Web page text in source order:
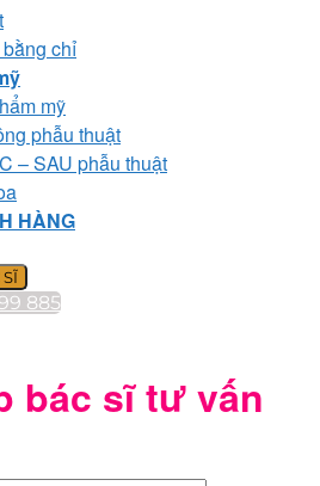
chỉ
mỹ
phẫu thuật
– SAU phẫu thuật
HÀNG
885
bác sĩ tư vấn